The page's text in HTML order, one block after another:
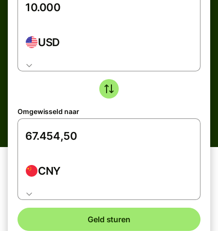
USD
Omgewisseld naar
CNY
Geld sturen